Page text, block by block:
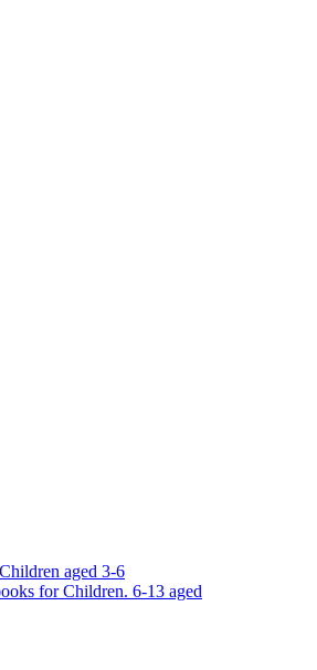
aged 3-6
for Children. 6-13 aged